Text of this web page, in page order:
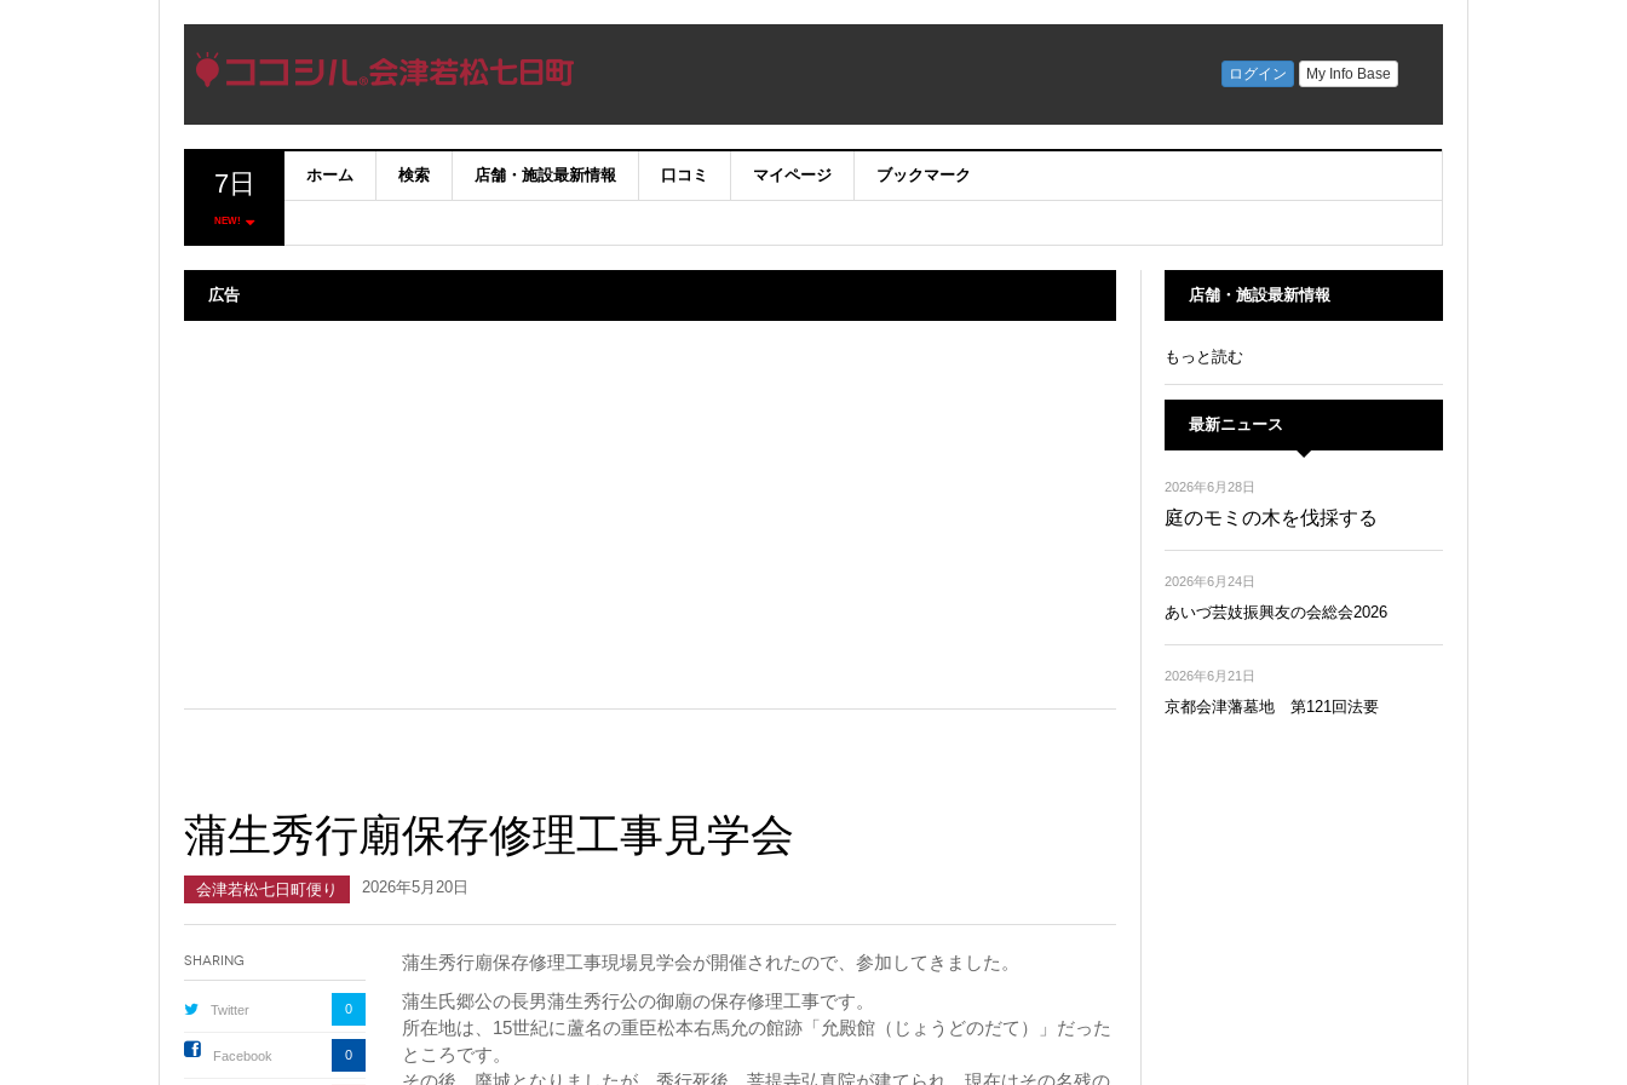
7日
NEW!
ホーム 検索 店舗・施設最新情報 口コミ マイページ ブックマーク
広告
蒲生秀行廟保存修理工事見学会
会津若松七日町便り 2026年5月20日
蒲生秀行廟保存修理工事現場見学会が開催されたので、参加してきました。
蒲生氏郷公の長男蒲生秀行公の御廟の保存修理工事です。
所在地は、15世紀に蘆名の重臣松本右馬允の館跡「允殿館（じょうどのだて）」だった
ところです。
その後、廃城となりましたが、秀行死後、菩提寺弘真院が建てられ、現在はその名残の
Sharing
Twitter 0
Facebook 0
店舗・施設最新情報
もっと読む
最新ニュース
2026年6月28日
庭のモミの木を伐採する
2026年6月24日
あいづ芸妓振興友の会総会2026
2026年6月21日
京都会津藩墓地 第121回法要